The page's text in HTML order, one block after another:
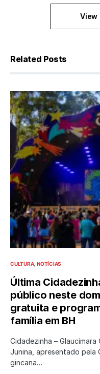
View
Related Posts
CULTURA NOTÍCIAS
Última
público neste
gratuita e
família em BH
Cidadezinha –
Junina, apresentado pela
gincana…